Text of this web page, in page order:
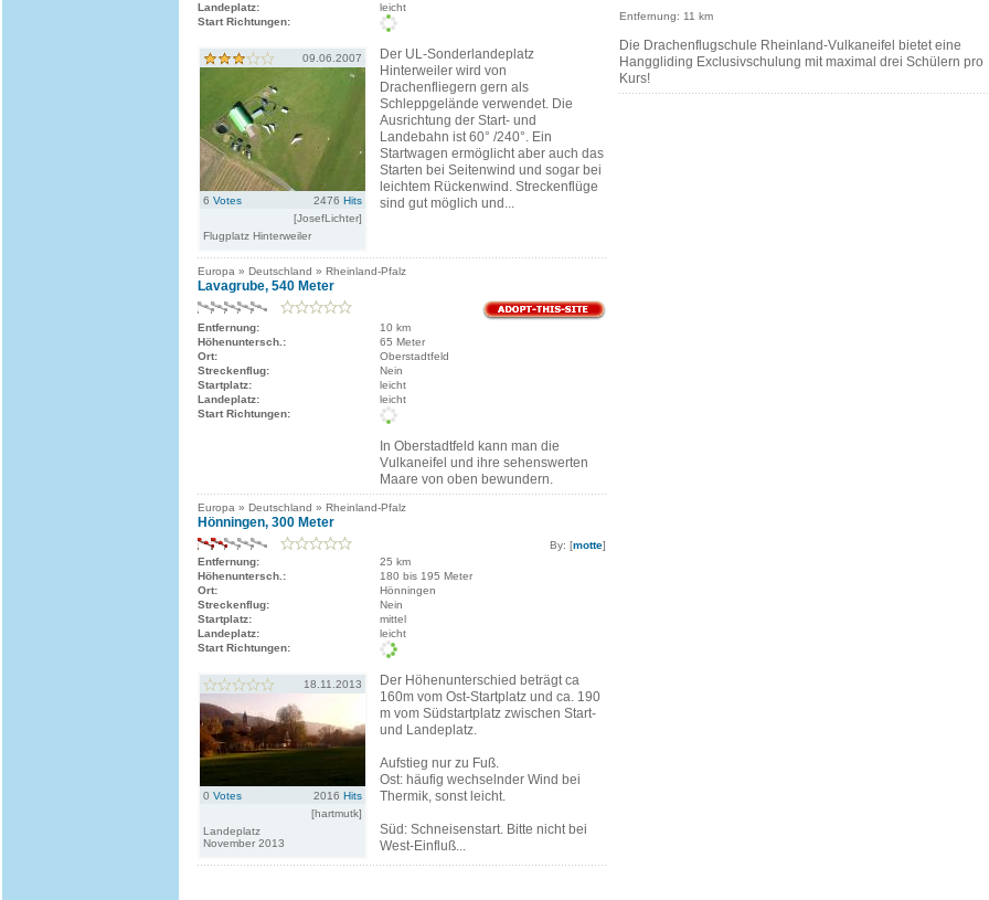
Landeplatz:
leicht
Start Richtungen:
09.06.2007
6 Votes 2476 Hits
[JosefLichter]
Flugplatz Hinterweiler
Der UL-Sonderlandeplatz
Hinterweiler wird von
Drachenfliegern gern als
Schleppgelände verwendet. Die
Ausrichtung der Start- und
Landebahn ist 60° /240°. Ein
Startwagen ermöglicht aber auch das
Starten bei Seitenwind und sogar bei
leichtem Rückenwind. Streckenflüge
sind gut möglich und...
Europa » Deutschland » Rheinland-Pfalz
Lavagrube, 540 Meter
Entfernung:
10 km
Höhenuntersch.:
65 Meter
Ort:
Oberstadtfeld
Streckenflug:
Nein
Startplatz:
leicht
Landeplatz:
leicht
Start Richtungen:
In Oberstadtfeld kann man die
Vulkaneifel und ihre sehenswerten
Maare von oben bewundern.
Europa » Deutschland » Rheinland-Pfalz
Hönningen, 300 Meter
By: [motte]
Entfernung:
25 km
Höhenuntersch.:
180 bis 195 Meter
Ort:
Hönningen
Streckenflug:
Nein
Startplatz:
mittel
Landeplatz:
leicht
Start Richtungen:
18.11.2013
0 Votes 2016 Hits
[hartmutk]
Landeplatz
November 2013
Der Höhenunterschied beträgt ca
160m vom Ost-Startplatz und ca. 190
m vom Südstartplatz zwischen Start-
und Landeplatz.
Aufstieg nur zu Fuß.
Ost: häufig wechselnder Wind bei
Thermik, sonst leicht.
Süd: Schneisenstart. Bitte nicht bei
West-Einfluß...
Entfernung: 11 km
Die Drachenflugschule Rheinland-Vulkaneifel bietet eine
Hanggliding Exclusivschulung mit maximal drei Schülern pro
Kurs!